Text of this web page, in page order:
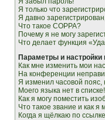
Я только что
Я давно
Что такое COPPA?
Почему я не могу
Что делает функция
Параметры и настройки
Как мне изменить мои
На конференции
Я изменил часовой пояс,
Моего языка нет в списке!
Как я могу поместить
Что такое звание и как я
Когда я щёлкаю по